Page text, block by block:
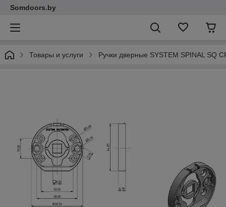
Somdoors.by
Товары и услуги Ручки дверные SYSTEM SPINAL SQ